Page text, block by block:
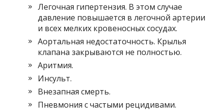
Легочная гипертензия. В этом случае
давление повышается в легочной артерии
и всех мелких кровеносных сосудах.
Аортальная недостаточность. Крылья
клапана закрываются не полностью.
Аритмия.
Инсульт.
Внезапная смерть.
Пневмония с частыми рецидивами.